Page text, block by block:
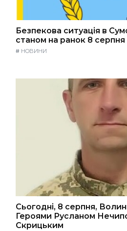
Безпекова ситуація в
станом на ранок 8 серпня
# НОВИНИ
Сьогодні, 8 серпня,
Героями Русланом
Скрицьким